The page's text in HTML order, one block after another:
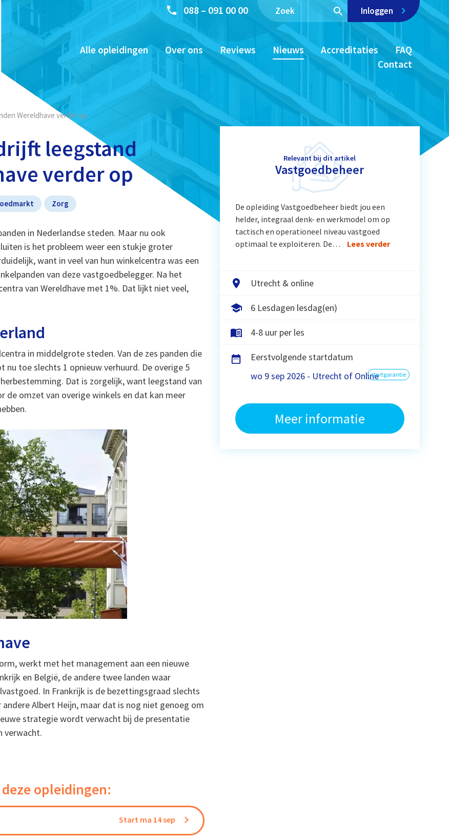
088 – 091 00 00 Inloggen
Alle opleidingen Over ons Reviews Nieuws Accreditaties
FAQ
Contact
Wereldhave verder op
leegstand
verder op
Zorg
in Nederlandse steden. Maar nu ook
is het probleem weer een stukje groter
want in veel van hun winkelcentra was een
van deze vastgoedbelegger. Na het
van Wereldhave met 1%. Dat lijkt niet veel,
in middelgrote steden. Van de zes panden die
toe slechts 1 opnieuw verhuurd. De overige 5
Dat is zorgelijk, want leegstand van
de omzet van overige winkels en dat kan meer
werkt met het management aan een nieuwe
en België, de andere twee landen waar
In Frankrijk is de bezettingsgraad slechts
Albert Heijn, maar dat is nog niet genoeg om
strategie wordt verwacht bij de presentatie
verwacht.
opleidingen:
Start ma 14 sep
Relevant bij dit artikel
Vastgoedbeheer
De opleiding Vastgoedbeheer biedt jou een
helder, integraal denk- en werkmodel om op
tactisch en operationeel niveau vastgoed
optimaal te exploiteren. De…
Lees verder
Utrecht & online
6 Lesdagen lesdag(en)
4-8 uur per les
Eerstvolgende startdatum
wo 9 sep 2026 - Utrecht of Onlinestartgarantie
Meer informatie